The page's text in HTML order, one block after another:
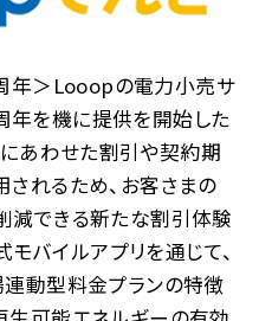
年＞Looopの電力小売サ
年を機に提供を開始した
にあわせた割引や契約期
れるため、お客さまの
減できる新たな割引体験
バイルアプリを通じて、
動型料金プランの特徴